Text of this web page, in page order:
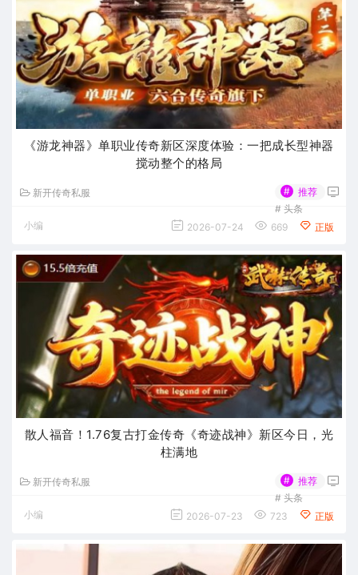
《游龙神器》单职业传奇新区深度体验：一把成长型神器
搅动整个的格局
新开传奇私服 #
推荐
# 头条
小编
2026-07-24 669 正版
散人福音！1.76复古打金传奇《奇迹战神》新区今日，光
柱满地
新开传奇私服 #
推荐
# 头条
小编
2026-07-23 723 正版